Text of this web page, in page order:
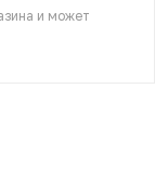
и может